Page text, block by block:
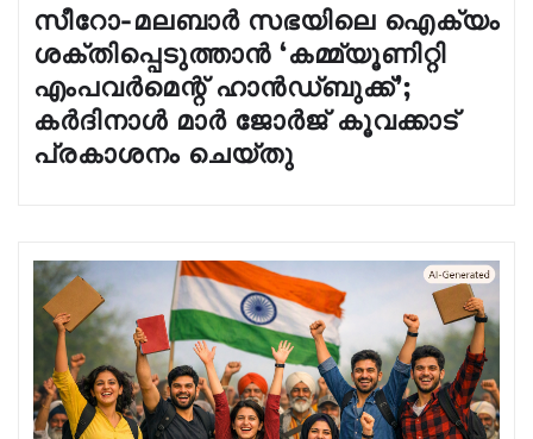
സീറോ-മലബാർ സഭയിലെ ഐക്യം
ശക്തിപ്പെടുത്താൻ ‘കമ്മ്യൂണിറ്റി
എംപവർമെന്റ് ഹാൻഡ്‌ബുക്ക്’;
കർദിനാൾ മാർ ജോർജ് കൂവക്കാട്
പ്രകാശനം ചെയ്തു